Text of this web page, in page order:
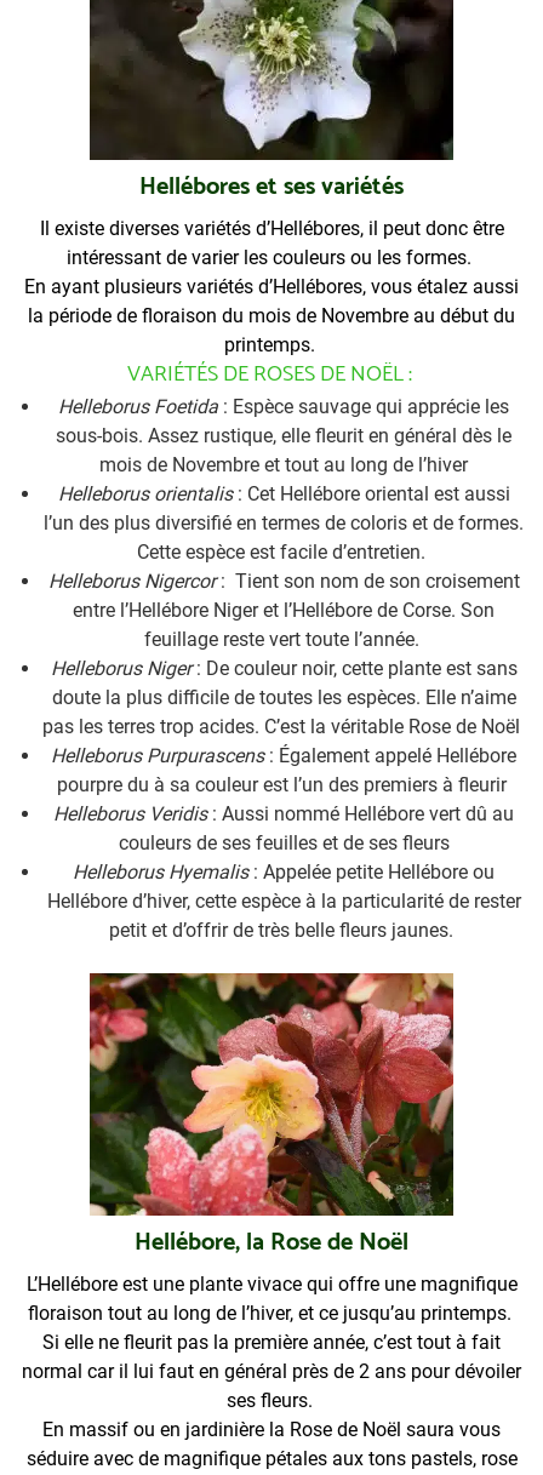
Hellébores et ses variétés
Il existe diverses variétés d’Hellébores, il peut donc être
intéressant de varier les couleurs ou les formes.
En ayant plusieurs variétés d’Hellébores, vous étalez aussi
la période de floraison du mois de Novembre au début du
printemps.
VARIÉTÉS DE ROSES DE NOËL :
Helleborus Foetida : Espèce sauvage qui apprécie les
sous-bois. Assez rustique, elle fleurit en général dès le
mois de Novembre et tout au long de l’hiver
Helleborus orientalis: Cet Hellébore oriental est aussi
l’un des plus diversifié en termes de coloris et de formes.
Cette espèce est facile d’entretien.
Helleborus Nigercor: Tient son nom de son croisement
entre l’Hellébore Niger et l’Hellébore de Corse. Son
feuillage reste vert toute l’année.
Helleborus Niger: De couleur noir, cette plante est sans
doute la plus difficile de toutes les espèces. Elle n’aime
pas les terres trop acides. C’est la véritable Rose de Noël
Helleborus Purpurascens: Également appelé Hellébore
pourpre du à sa couleur est l’un des premiers à fleurir
Helleborus Veridis: Aussi nommé Hellébore vert dû au
couleurs de ses feuilles et de ses fleurs
Helleborus Hyemalis: Appelée petite Hellébore ou
Hellébore d’hiver, cette espèce à la particularité de rester
petit et d’offrir de très belle fleurs jaunes.
Hellébore, la Rose de Noël
L’Hellébore est une plante vivace qui offre une magnifique
floraison tout au long de l’hiver, et ce jusqu’au printemps.
Si elle ne fleurit pas la première année, c’est tout à fait
normal car il lui faut en général près de 2 ans pour dévoiler
ses fleurs.
En massif ou en jardinière la Rose de Noël saura vous
séduire avec de magnifique pétales aux tons pastels, rose